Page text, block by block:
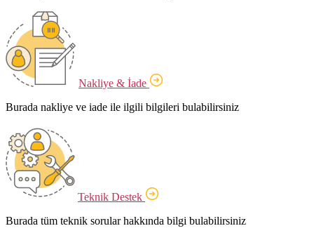
Nakliye & İade
Burada nakliye ve iade ile ilgili bilgileri bulabilirsiniz
Teknik Destek
Burada tüm teknik sorular hakkında bilgi bulabilirsiniz